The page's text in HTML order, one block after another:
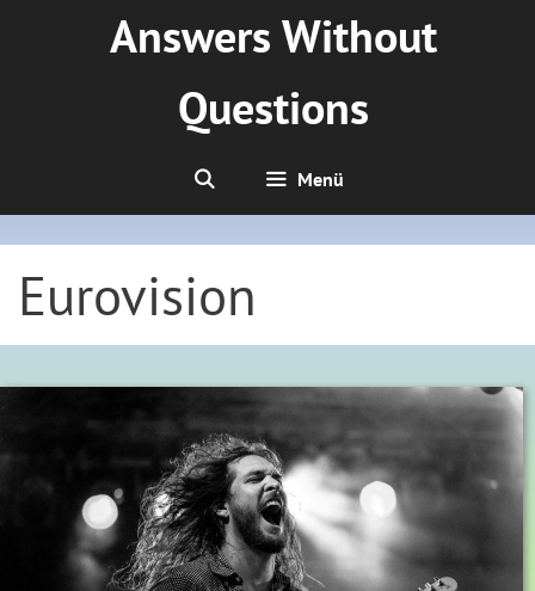
Answers Without
Questions
Menü
Eurovision